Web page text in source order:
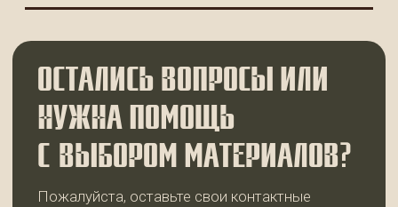
ОСТАВИТЬ ЗАЯВКУ
КОНТАКТЫ
WhatsApp